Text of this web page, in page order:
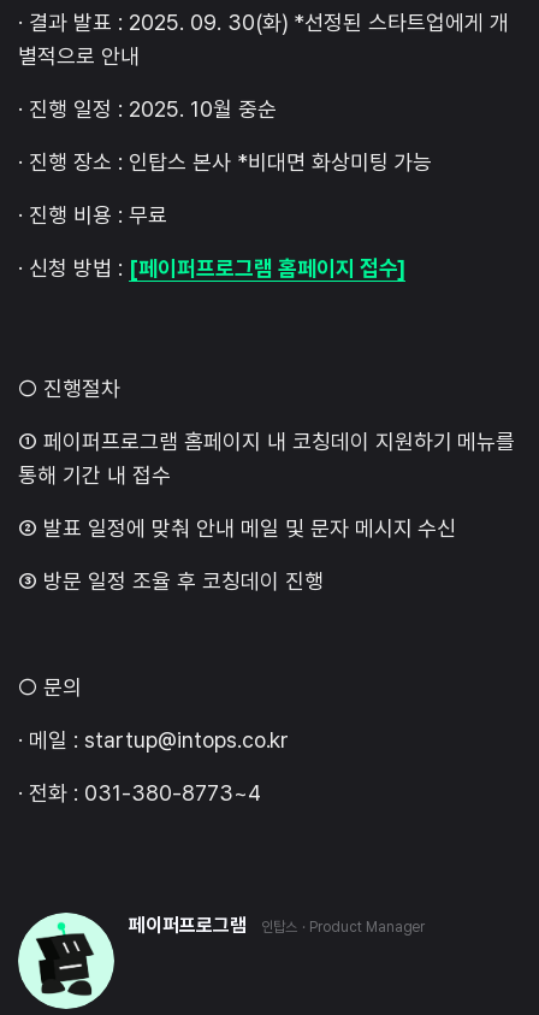
· 결과 발표 : 2025. 09. 30(화) *선정된 스타트업에게 개
별적으로 안내
· 진행 일정 : 2025. 10월 중순
· 진행 장소 : 인탑스 본사 *비대면 화상미팅 가능
· 진행 비용 : 무료
· 신청 방법 : [페이퍼프로그램 홈페이지 접수]
○ 진행절차
① 페이퍼프로그램 홈페이지 내 코칭데이 지원하기 메뉴를
통해 기간 내 접수
② 발표 일정에 맞춰 안내 메일 및 문자 메시지 수신
③ 방문 일정 조율 후 코칭데이 진행
​○ 문의
· 메일 : startup@intops.co.kr
· 전화 : 031-380-8773~4
페이퍼프로그램 인탑스 · Product Manager